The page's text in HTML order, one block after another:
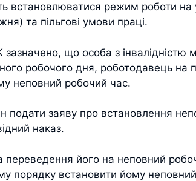
встановлюватися режим роботи
та пільгові умови праці.
що особа з
робочого дня, роботодавець на
неповний робочий час.
подати заяву про встановлення
наказ.
переведення його на неповний
порядку встановити йому